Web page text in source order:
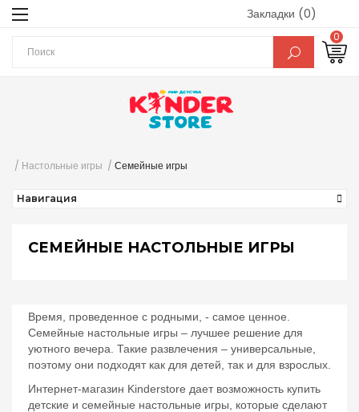
Закладки (0)
0
Настольные игры Семейные игры
Навигация
СЕМЕЙНЫЕ НАСТОЛЬНЫЕ ИГРЫ
Время, проведенное с родными, - самое ценное.
Семейные настольные игры – лучшее решение для
уютного вечера. Такие развлечения – универсальные,
поэтому они подходят как для детей, так и для взрослых.
Интернет-магазин Kinderstore дает возможность купить
детские и семейные настольные игры, которые сделают